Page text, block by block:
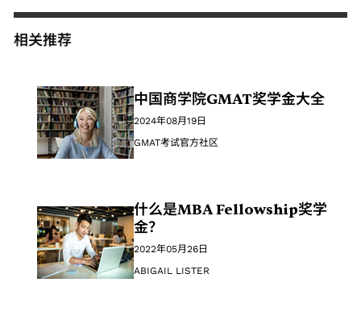
相关推荐
中国商学院GMAT奖学金大全
2024年08月19日
GMAT考试官方社区
什么是MBA Fellowship奖学
金？
2022年05月26日
ABIGAIL LISTER